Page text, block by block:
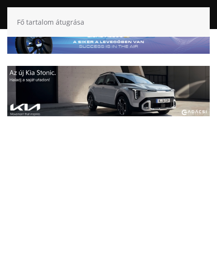
Fő tartalom átugrása